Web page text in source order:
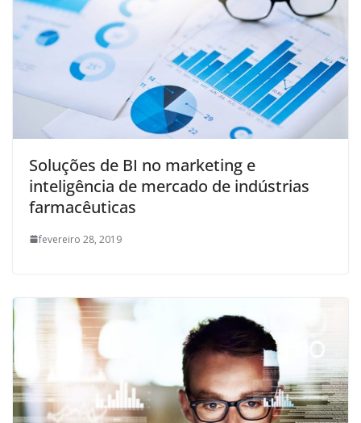
Soluções de BI no marketing e
inteligência de mercado de indústrias
farmacêuticas
fevereiro 28, 2019